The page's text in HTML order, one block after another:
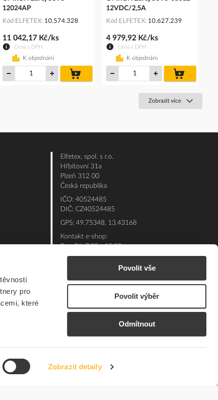
pro
které
Zobrazit detaily
Povolit vše
Povolit výběr
Odmítnout
12024AP
Kód ELFETEX 10.574.328
Cena s DPH
11 042,17 Kč/ks
K objednání
košíku
12VDC/2,5A
Kód ELFETEX 10.627.239
Cena s DPH
4 979,92 Kč/ks
K objednání
košíku
Zobrazit více
Elfetex, spol. s r.o.
Hřbitovní 31a
Plzeň 312 00
Česká republika
IČO: 40524485
DIČ: CZ40524485
GPS: 49.75348, 13.43168
Kontakt e-shop:
Po - Pá: 7:00 - 15:30
E-mail:eshop@elfetex.cz